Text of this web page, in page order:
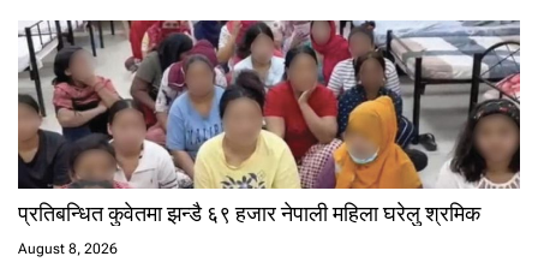
प्रतिबन्धित कुवेतमा झन्डै ६९ हजार नेपाली महिला घरेलु श्रमिक
August 8, 2026